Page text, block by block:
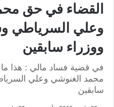
القضاء في حق
وعلي السرياطي
ووزراء سابقين
في قضية فساد مالي : هذا
محمد الغنوشي وعلي
سابقين